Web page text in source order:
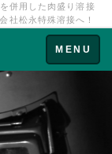
併用した肉盛り溶接
社松永特殊溶接へ！
Toggle
navigation
MENU